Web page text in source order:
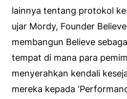
lainnya tentang protokol
ujar Mordy, Founder
membangun Believe
tempat di mana para
menyerahkan kendali
mereka kepada